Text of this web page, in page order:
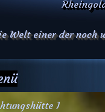
Welt einer der noch
I